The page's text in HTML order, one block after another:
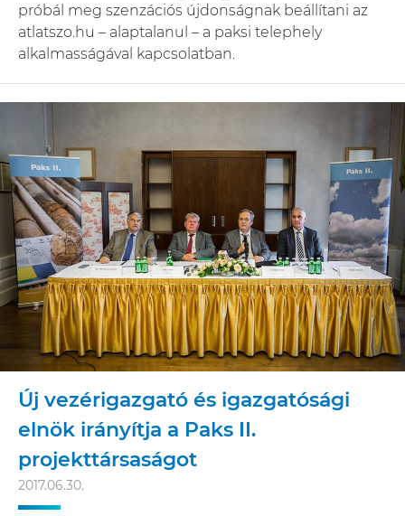
próbál meg szenzációs újdonságnak beállítani az
atlatszo.hu – alaptalanul – a paksi telephely
alkalmasságával kapcsolatban.
Új vezérigazgató és igazgatósági
elnök irányítja a Paks II.
projekttársaságot
2017.06.30.